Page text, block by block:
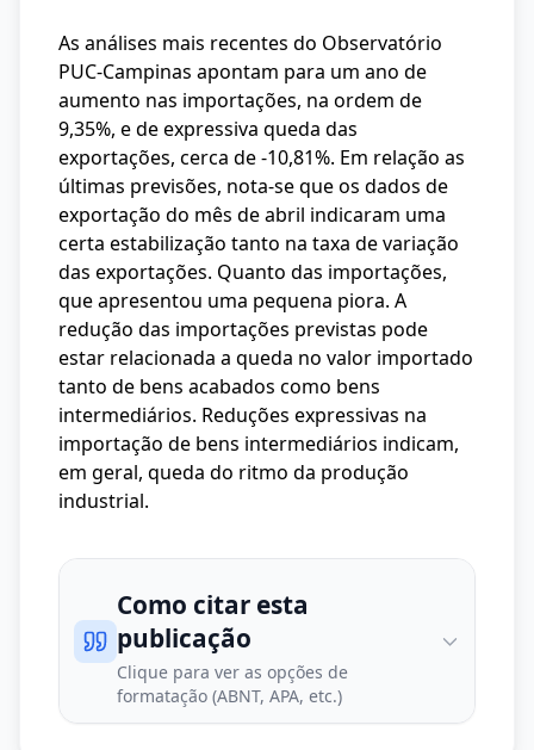
As análises mais recentes do Observatório
PUC-Campinas apontam para um ano de
aumento nas importações, na ordem de
9,35%, e de expressiva queda das
exportações, cerca de -10,81%. Em relação as
últimas previsões, nota-se que os dados de
exportação do mês de abril indicaram uma
certa estabilização tanto na taxa de variação
das exportações. Quanto das importações,
que apresentou uma pequena piora. A
redução das importações previstas pode
estar relacionada a queda no valor importado
tanto de bens acabados como bens
intermediários. Reduções expressivas na
importação de bens intermediários indicam,
em geral, queda do ritmo da produção
industrial.
Como citar esta
publicação
Clique para ver as opções de
formatação (ABNT, APA, etc.)